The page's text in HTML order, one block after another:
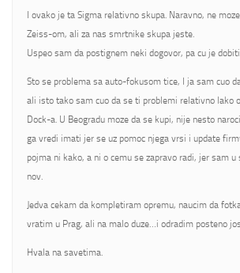
I ovako je ta Sigma relativno skupa. Naravno, ne
Zeiss-om, ali za nas smrtnike skupa jeste.
Uspeo sam da postignem neki dogovor, pa cu je
Sto se problema sa auto-fokusom tice, I ja sam cuo
ali isto tako sam cuo da se ti problemi relativno lako
Dock-a. U Beogradu moze da se kupi, nije nesto
ga vredi imati jer se uz pomoc njega vrsi i update
pojma ni kako, a ni o cemu se zapravo radi, jer sam
nov.
Jedva cekam da kompletiram opremu, naucim da
vratim u Prag, ali na malo duze…i odradim posteno
Hvala na savetima.